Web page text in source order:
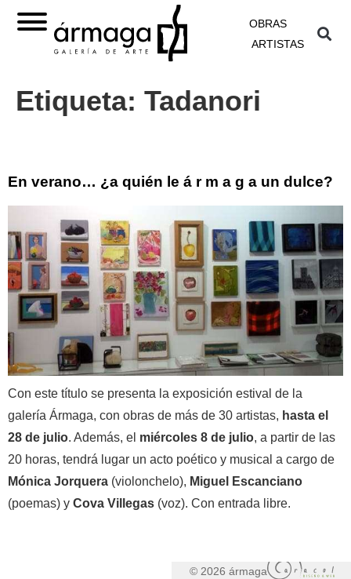
OBRAS
ARTISTAS
Etiqueta: Tadanori
En verano… ¿a quién le á r m a g a un dulce?
Con este título se presenta la exposición estival de la
galería Ármaga, con obras de más de 30 artistas, hasta el
28 de julio. Además, el miércoles 8 de julio, a partir de las
20 horas, tendrá lugar un acto poético y musical a cargo de
Mónica Jorquera (violonchelo), Miguel Escanciano
(poemas) y Cova Villegas (voz). Con entrada libre.
© 2026 ármaga